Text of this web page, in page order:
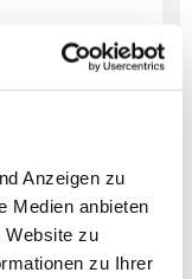
Anzeigen zu
Medien anbieten
Website zu
zu Ihrer